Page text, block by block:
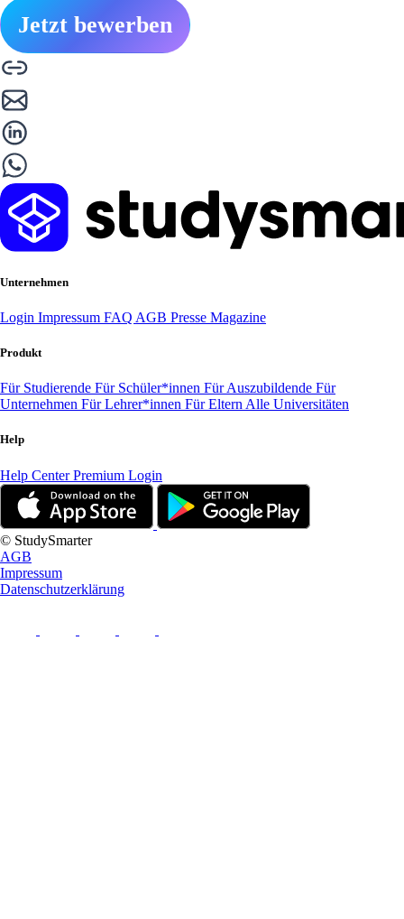
Jetzt bewerben
Unternehmen
Login Impressum FAQ AGB Presse Magazine
Produkt
Für Studierende Für Schüler*innen Für Auszubildende Für
Unternehmen Für Lehrer*innen Für Eltern Alle Universitäten
Help
Help CenterPremium Login
© StudySmarter
AGB
Impressum
Datenschutzerklärung